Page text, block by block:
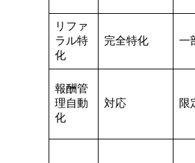
リファ
ラル特
化
完全特化 一
報酬管
理自動
化
対応 限